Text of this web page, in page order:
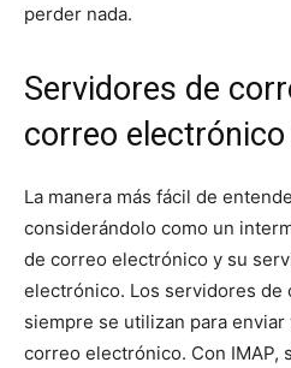
perder nada.
Servidores de
correo electrónico
La manera más fácil de
considerándolo como un
de correo electrónico y su
electrónico. Los servidores de
siempre se utilizan para
correo electrónico. Con IMAP,